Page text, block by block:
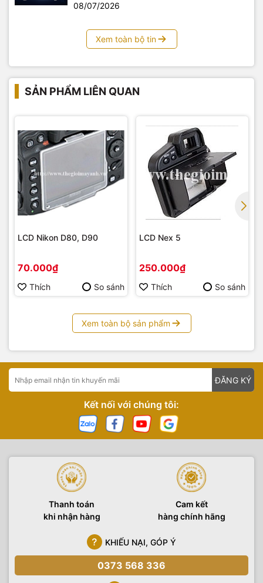
08/07/2026
Xem toàn bộ tin
SẢN PHẨM LIÊN QUAN
LCD Nikon D80, D90
70.000₫
Thích So sánh
LCD Nex 5
250.000₫
Thích So sánh
Xem toàn bộ sản phẩm
ĐĂNG KÝ
Kết nối với chúng tôi:
Thanh toán
khi nhận hàng
Cam kết
hàng chính hãng
KHIẾU NẠI, GÓP Ý
0373 568 336